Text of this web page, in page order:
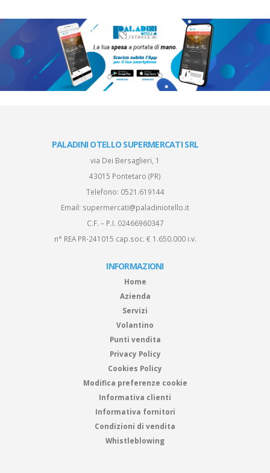
PALADINI OTELLO SUPERMERCATI SRL
via Dei Bersaglieri, 1
43015 Pontetaro (PR)
Telefono: 0521.619144
Email: supermercati@paladiniotello.it
C.F. – P.I. 02466960347
n° REA PR-241015 cap.soc. € 1.650.000 i.v.
INFORMAZIONI
Home
Azienda
Servizi
Volantino
Punti vendita
Privacy Policy
Cookies Policy
Modifica preferenze cookie
Informativa clienti
Informativa fornitori
Condizioni di vendita
Whistleblowing